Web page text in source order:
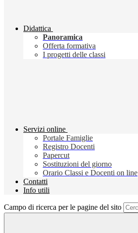
Didattica
Panoramica
Offerta formativa
I progetti delle classi
Servizi online
Portale Famiglie
Registro Docenti
Papercut
Sostituzioni del giorno
Orario Classi e Docenti on line
Contatti
Info utili
Campo di ricerca per le pagine del sito